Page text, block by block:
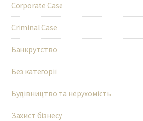
Corporate Case
Criminal Case
Банкрутство
Без категорії
Будівництво та нерухомість
Захист бізнесу